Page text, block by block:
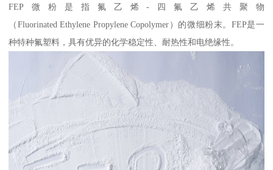
FEP微粉是指氟乙烯-四氟乙烯共聚物
（Fluorinated Ethylene Propylene Copolymer）的微细粉末。FEP是一
种特种氟塑料，具有优异的化学稳定性、耐热性和电绝缘性。